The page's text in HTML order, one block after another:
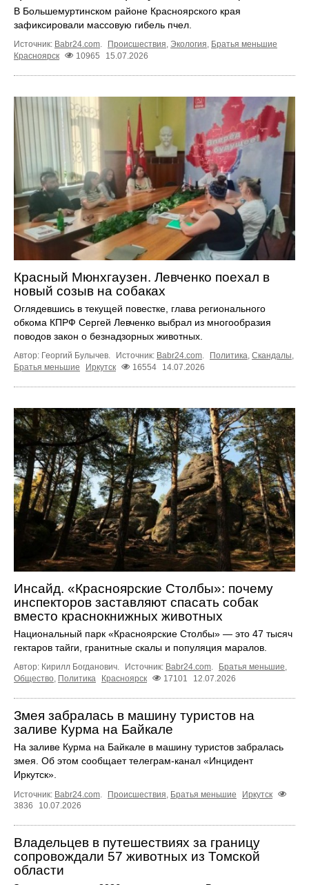
В Большемуртинском районе Красноярского края
зафиксировали массовую гибель пчел.
Источник: Babr24.com. Происшествия, Экология, Братья меньшие
Красноярск
10965 15.07.2026
Красный Мюнхгаузен. Левченко поехал в
новый созыв на собаках
Оглядевшись в текущей повестке, глава регионального
обкома КПРФ Сергей Левченко выбрал из многообразия
поводов закон о безнадзорных животных.
Автор: Георгий Булычев. Источник: Babr24.com. Политика, Скандалы,
Братья меньшие
Иркутск 16554 14.07.2026
Инсайд. «Красноярские Столбы»: почему
инспекторов заставляют спасать собак
вместо краснокнижных животных
Национальный парк «Красноярские Столбы» — это 47 тысяч
гектаров тайги, гранитные скалы и популяция маралов.
Автор: Кирилл Богданович. Источник: Babr24.com Братья меньшие
Общество Политика Красноярск 17101 12.07.2026
Змея забралась в машину туристов на
заливе Курма на Байкале
На заливе Курма на Байкале в машину туристов забралась
змея. Об этом сообщает телеграм‑канал «Инцидент
Иркутск».
Источник: Babr24.com. Происшествия, Братья меньшие
Иркутск
3836
10.07.2026
Владельцев в путешествиях за границу
сопровождали 57 животных из Томской
области